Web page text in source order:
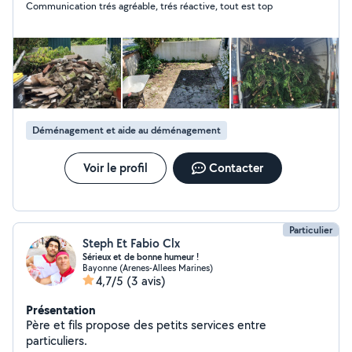
Plus d'info n'hésitez pas à me contacter.
Communication trés agréable, trés réactive, tout est top
Déménagement et aide au déménagement
Voir le profil Contacter
Particulier
Steph Et Fabio Clx
Sérieux et de bonne humeur !
Bayonne (Arenes-Allees Marines)
4,7/5 (3 avis)
Présentation
Père et fils propose des petits services entre
particuliers.